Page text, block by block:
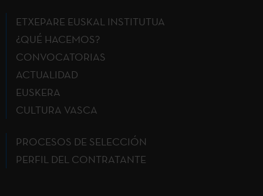
ETXEPARE EUSKAL INSTITUTUA
¿QUÉ HACEMOS?
CONVOCATORIAS
ACTUALIDAD
EUSKERA
CULTURA VASCA
PROCESOS DE SELECCIÓN
PERFIL DEL CONTRATANTE